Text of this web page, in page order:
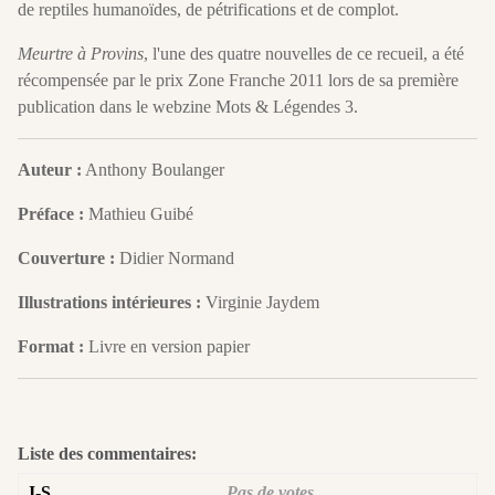
de reptiles humanoïdes, de pétrifications et de complot.
Meurtre à Provins, l'une des quatre nouvelles de ce recueil, a été
récompensée par le prix Zone Franche 2011 lors de sa première
publication dans le webzine Mots & Légendes 3.
Auteur : Anthony Boulanger
Préface : Mathieu Guibé
Couverture : Didier Normand
Illustrations intérieures : Virginie Jaydem
Format : Livre en version papier
Liste des commentaires: